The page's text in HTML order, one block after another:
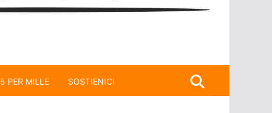
5 PER MILLE SOSTIENICI